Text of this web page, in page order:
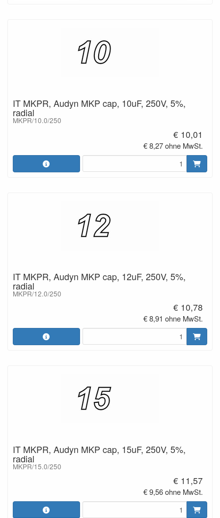
IT MKPR, Audyn MKP cap, 10uF, 250V, 5%,
radial
MKPR/10.0/250
€ 10,01
€ 8,27 ohne MwSt.
IT MKPR, Audyn MKP cap, 12uF, 250V, 5%,
radial
MKPR/12.0/250
€ 10,78
€ 8,91 ohne MwSt.
IT MKPR, Audyn MKP cap, 15uF, 250V, 5%,
radial
MKPR/15.0/250
€ 11,57
€ 9,56 ohne MwSt.